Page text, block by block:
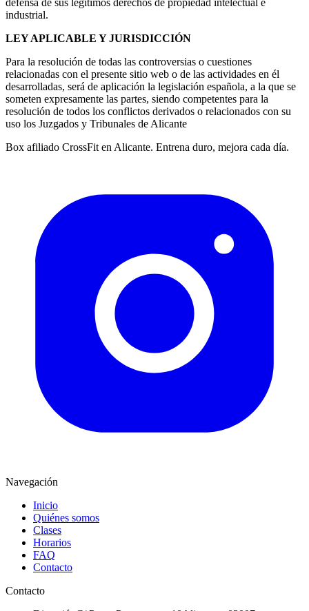
industrial.
LEY APLICABLE Y JURISDICCIÓN
Para la resolución de todas las controversias o cuestiones
relacionadas con el presente sitio web o de las actividades en él
desarrolladas, será de aplicación la legislación española, a la que se
someten expresamente las partes, siendo competentes para la
resolución de todos los conflictos derivados o relacionados con su
uso los Juzgados y Tribunales de Alicante
Box afiliado CrossFit en Alicante. Entrena duro, mejora cada día.
Navegación
Inicio
Quiénes somos
Clases
Horarios
FAQ
Contacto
Contacto